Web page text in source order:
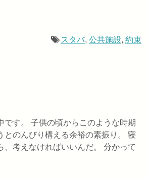
スタバ, 公共施設, 約束
す。 子供の頃からこのような時期
とのんびり構える余裕の素振り。 寝
考えなければいいんだ。 分かって